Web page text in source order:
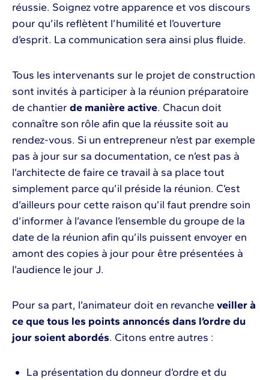
réussie. Soignez votre apparence et vos discours
pour qu’ils reflètent l’humilité et l’ouverture
d’esprit. La communication sera ainsi plus fluide.
Tous les intervenants sur le projet de construction
sont invités à participer à la réunion préparatoire
de chantier de manière active. Chacun doit
connaître son rôle afin que la réussite soit au
rendez-vous. Si un entrepreneur n’est par exemple
pas à jour sur sa documentation, ce n’est pas à
l’architecte de faire ce travail à sa place tout
simplement parce qu’il préside la réunion. C’est
d’ailleurs pour cette raison qu’il faut prendre soin
d’informer à l’avance l’ensemble du groupe de la
date de la réunion afin qu’ils puissent envoyer en
amont des copies à jour pour être présentées à
l’audience le jour J.
Pour sa part, l’animateur doit en revanche veiller à
ce que tous les points annoncés dans l’ordre du
jour soient abordés. Citons entre autres :
La présentation du donneur d’ordre et du